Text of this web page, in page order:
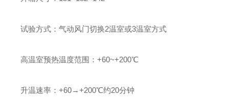
试验方式：气动风门切换2温室或3温室方式
高温室预热温度范围：+60~+200℃
升温速率：+60→+200℃约20分钟